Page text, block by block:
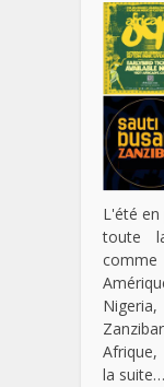
L'été
toute
Afrique,
la suite…